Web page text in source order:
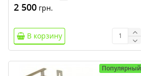
2 500грн.
В корзину
Популярный